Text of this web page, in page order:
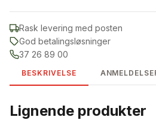
Rask levering med posten
God betalingsløsninger
37 26 89 00
BESKRIVELSE
Lignende produkter